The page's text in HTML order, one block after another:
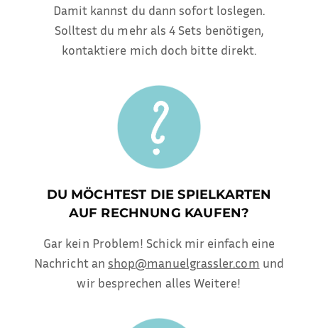
Damit kannst du dann sofort loslegen.
Solltest du mehr als 4 Sets benötigen,
kontaktiere mich doch bitte direkt.
DU MÖCHTEST DIE SPIELKARTEN
AUF RECHNUNG KAUFEN?
Gar kein Problem! Schick mir einfach eine
Nachricht an shop@manuelgrassler.com und
wir besprechen alles Weitere!